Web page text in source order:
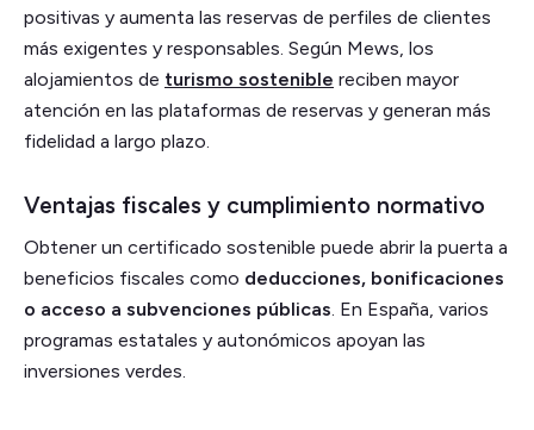
positivas y aumenta las reservas de perfiles de clientes
más exigentes y responsables. Según Mews, los
alojamientos de turismo sostenible reciben mayor
atención en las plataformas de reservas y generan más
fidelidad a largo plazo.
Ventajas fiscales y cumplimiento normativo
Obtener un certificado sostenible puede abrir la puerta a
beneficios fiscales como deducciones, bonificaciones
o acceso a subvenciones públicas. En España, varios
programas estatales y autonómicos apoyan las
inversiones verdes.